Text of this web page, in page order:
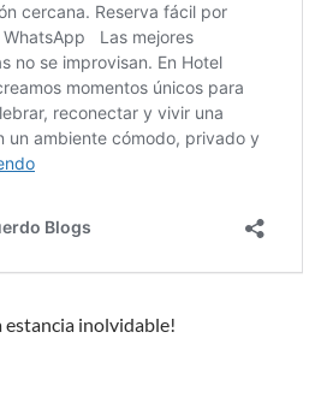
estancia inolvidable!